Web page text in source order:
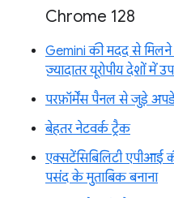
Chrome 128
Gemini की मदद से मिलने
ज़्यादातर यूरोपीय देशों में
परफ़ॉर्मेंस पैनल से जुड़े
बेहतर नेटवर्क ट्रैक
एक्सटेंसिबिलिटी एपीआई
पसंद के मुताबिक बनाना